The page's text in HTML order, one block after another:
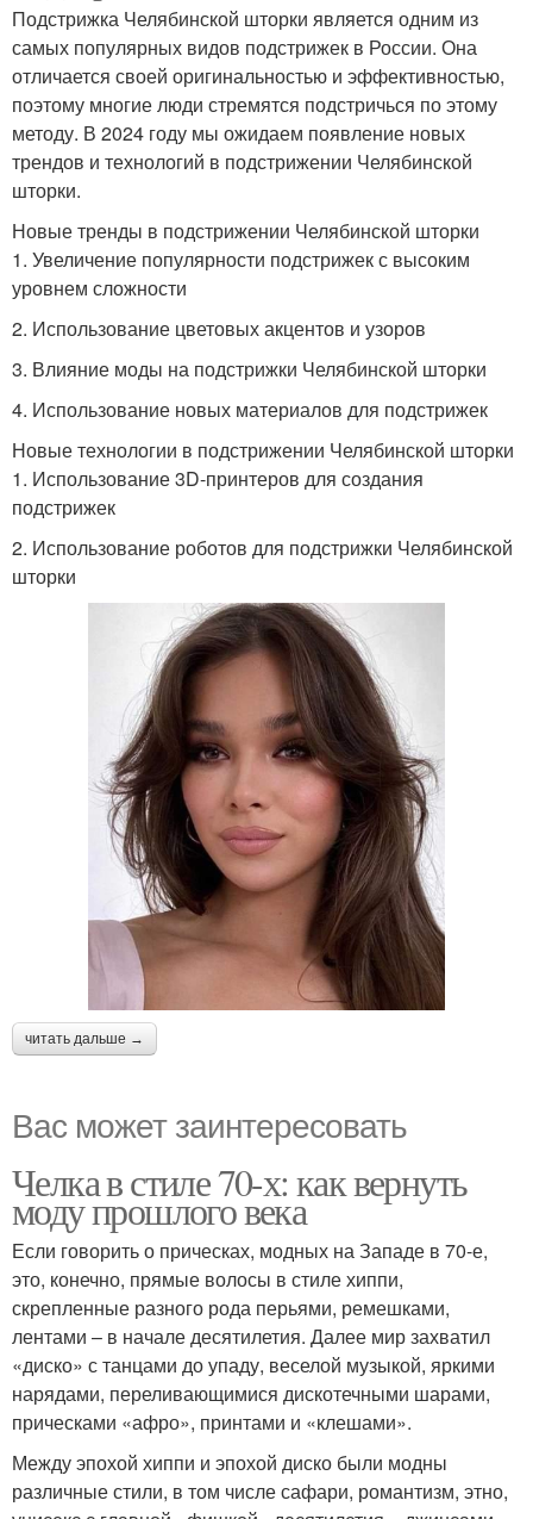
Подстрижка Челябинской шторки является одним из
самых популярных видов подстрижек в России. Она
отличается своей оригинальностью и эффективностью,
поэтому многие люди стремятся подстричься по этому
методу. В 2024 году мы ожидаем появление новых
трендов и технологий в подстрижении Челябинской
шторки.
Новые тренды в подстрижении Челябинской шторки
1. Увеличение популярности подстрижек с высоким
уровнем сложности
2. Использование цветовых акцентов и узоров
3. Влияние моды на подстрижки Челябинской шторки
4. Использование новых материалов для подстрижек
Новые технологии в подстрижении Челябинской шторки
1. Использование 3D-принтеров для создания
подстрижек
2. Использование роботов для подстрижки Челябинской
шторки
читать дальше →
Вас может заинтересовать
Челка в стиле 70-х: как вернуть
моду прошлого века
Если говорить о прическах, модных на Западе в 70-е,
это, конечно, прямые волосы в стиле хиппи,
скрепленные разного рода перьями, ремешками,
лентами – в начале десятилетия. Далее мир захватил
«диско» с танцами до упаду, веселой музыкой, яркими
нарядами, переливающимися дискотечными шарами,
прическами «афро», принтами и «клешами».
Между эпохой хиппи и эпохой диско были модны
различные стили, в том числе сафари, романтизм, этно,